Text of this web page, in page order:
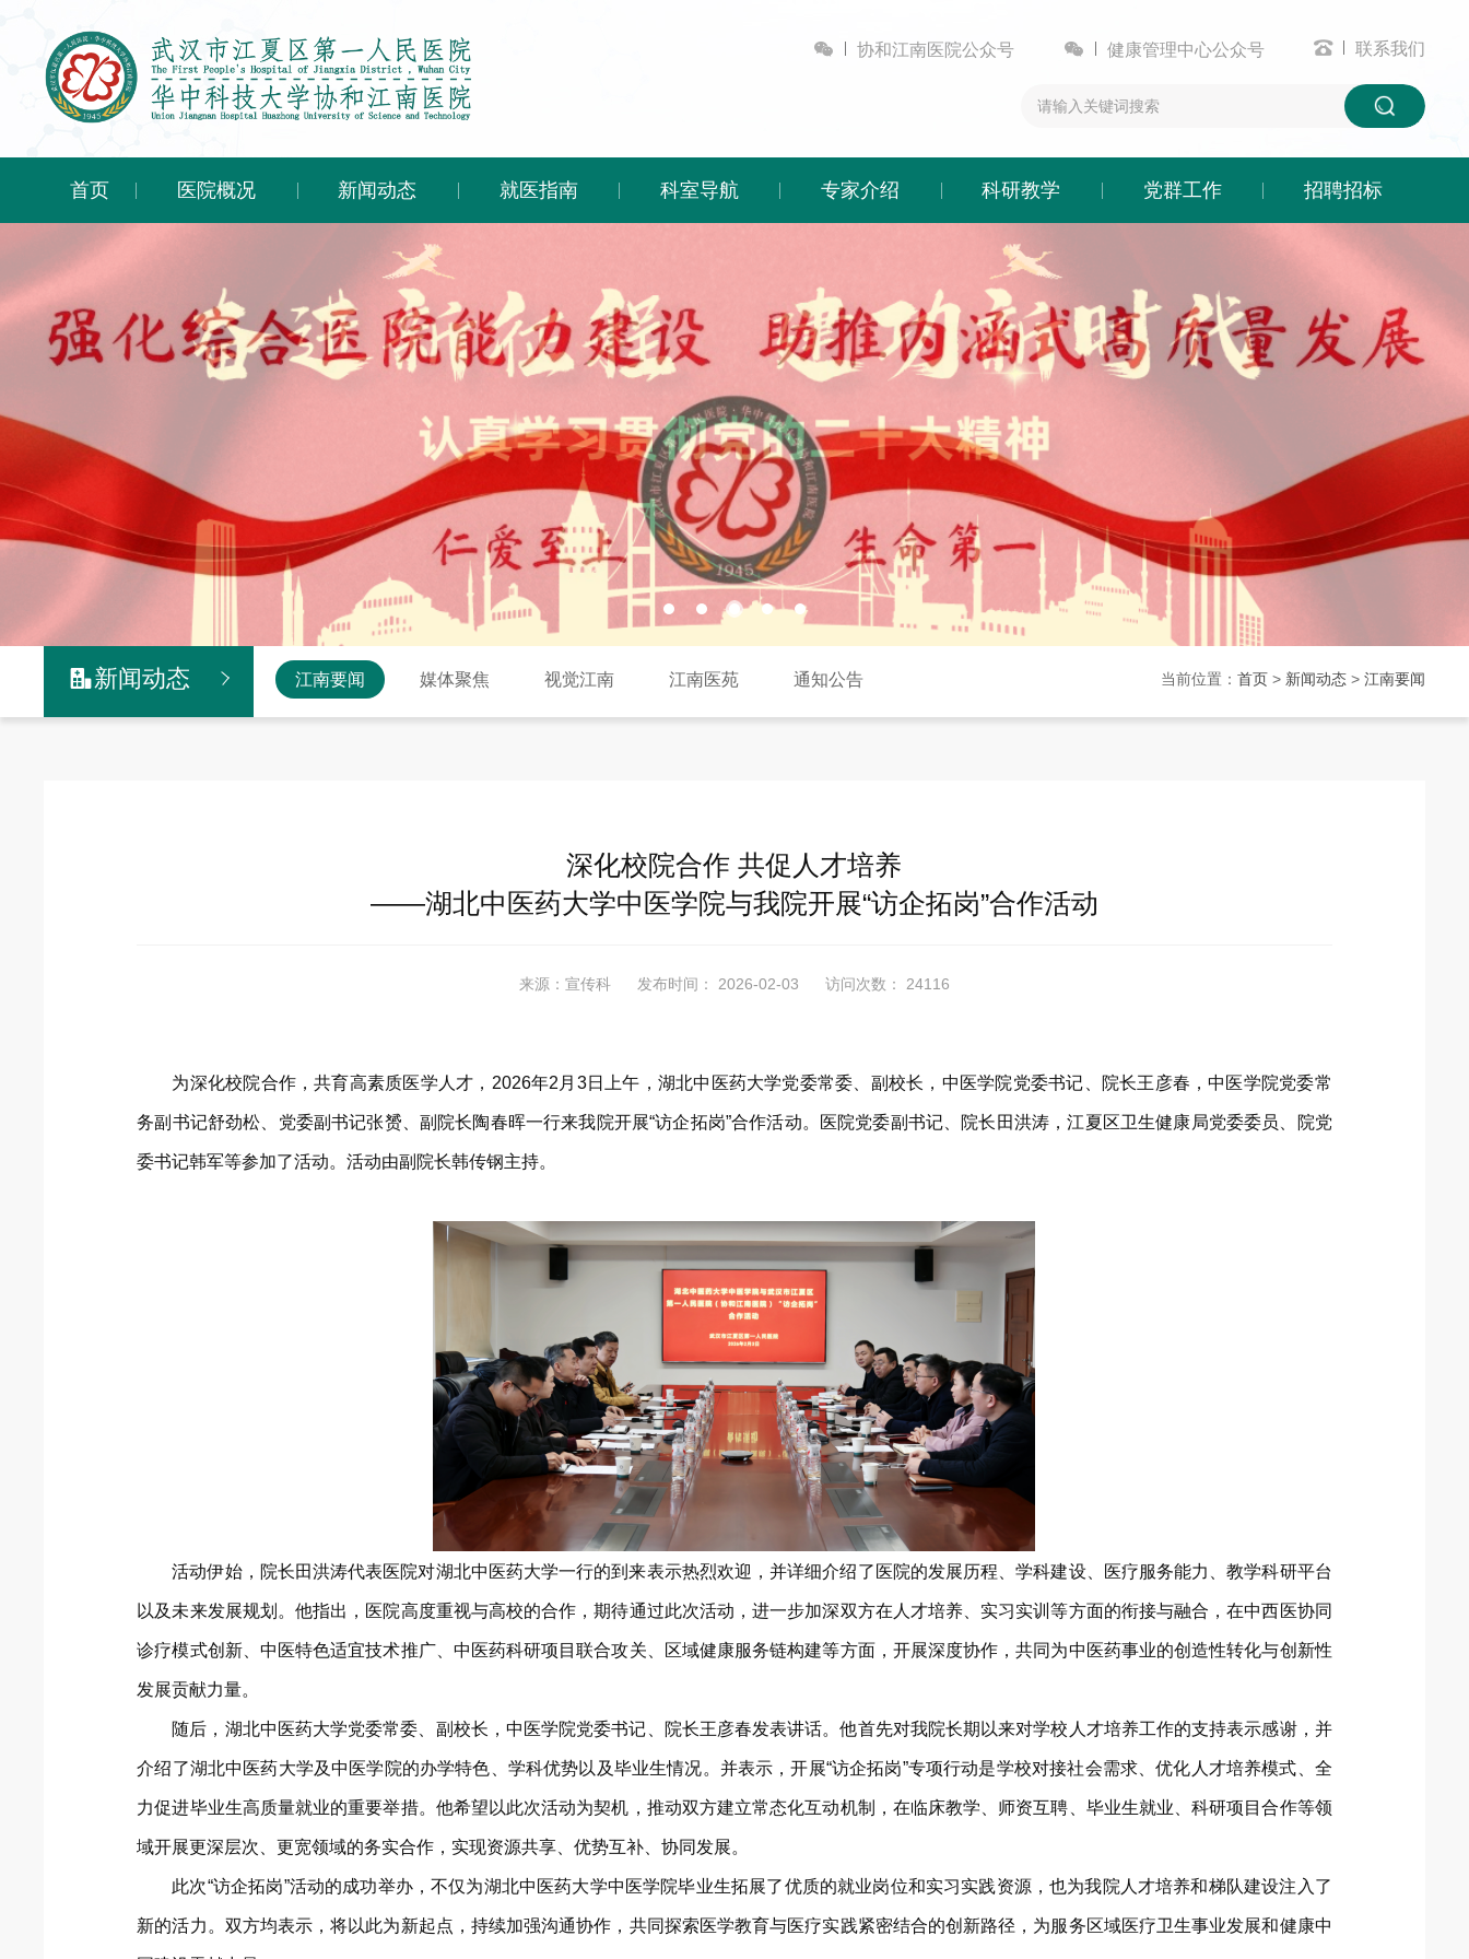
 协和江南医院公众号  健康管理中心公众号  联系我们
首页 医院概况 新闻动态 就医指南 科室导航 专家介绍 科研教学 党群工作 招聘招标
新闻动态 江南要闻 媒体聚焦 视觉江南 江南医苑 通知公告 当前位置： 首页> 新闻动态> 江南要闻
深化校院合作 共促人才培养
——湖北中医药大学中医学院与我院开展“访企拓岗”合作活动
来源：宣传科 发布时间： 2026-02-03 访问次数： 24116
为深化校院合作，共育高素质医学人才，2026年2月3日上午，湖北中医药大学党委常委、副校长，中医学院党委书记、院长王彦春，中医学院党委常
务副书记舒劲松、党委副书记张赟、副院长陶春晖一行来我院开展“访企拓岗”合作活动。医院党委副书记、院长田洪涛，江夏区卫生健康局党委委员、院党
委书记韩军等参加了活动。活动由副院长韩传钢主持。
活动伊始，院长田洪涛代表医院对湖北中医药大学一行的到来表示热烈欢迎，并详细介绍了医院的发展历程、学科建设、医疗服务能力、教学科研平台
以及未来发展规划。他指出，医院高度重视与高校的合作，期待通过此次活动，进一步加深双方在人才培养、实习实训等方面的衔接与融合，在中西医协同
诊疗模式创新、中医特色适宜技术推广、中医药科研项目联合攻关、区域健康服务链构建等方面，开展深度协作，共同为中医药事业的创造性转化与创新性
发展贡献力量。
随后，湖北中医药大学党委常委、副校长，中医学院党委书记、院长王彦春发表讲话。他首先对我院长期以来对学校人才培养工作的支持表示感谢，并
介绍了湖北中医药大学及中医学院的办学特色、学科优势以及毕业生情况。并表示，开展“访企拓岗”专项行动是学校对接社会需求、优化人才培养模式、全
力促进毕业生高质量就业的重要举措。他希望以此次活动为契机，推动双方建立常态化互动机制，在临床教学、师资互聘、毕业生就业、科研项目合作等领
域开展更深层次、更宽领域的务实合作，实现资源共享、优势互补、协同发展。
此次“访企拓岗”活动的成功举办，不仅为湖北中医药大学中医学院毕业生拓展了优质的就业岗位和实习实践资源，也为我院人才培养和梯队建设注入了
新的活力。双方均表示，将以此为新起点，持续加强沟通协作，共同探索医学教育与医疗实践紧密结合的创新路径，为服务区域医疗卫生事业发展和健康中